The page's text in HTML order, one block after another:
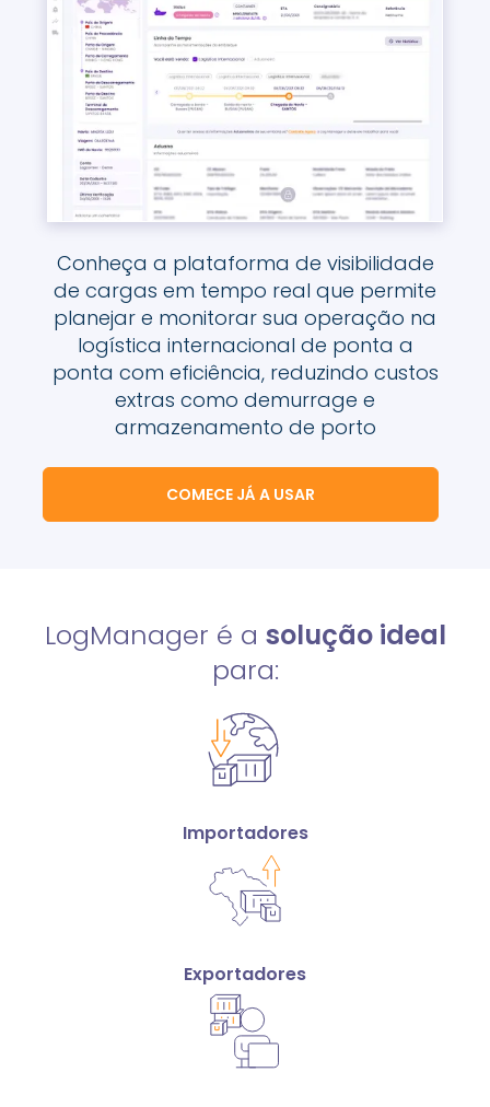
Conheça a plataforma de visibilidade
de cargas em tempo real que permite
planejar e monitorar sua operação na
logística internacional de ponta a
ponta com eficiência, reduzindo custos
extras como demurrage e
armazenamento de porto
COMECE JÁ A USAR
LogManager é a solução ideal
para:
Importadores
Exportadores